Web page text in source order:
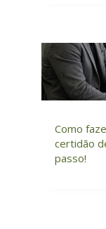
Como
certidão
passo!